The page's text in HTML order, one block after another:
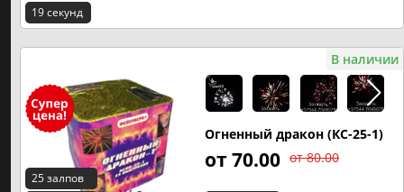
19 секунд
25 залпов
Огненный дракон (КС-25-1)
от 70.00 от 80.00
В наличии